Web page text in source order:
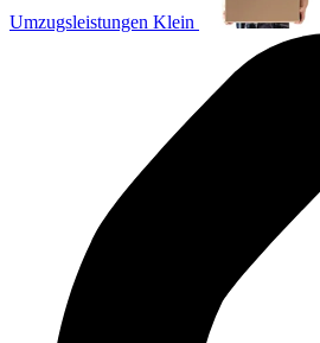
Umzugsleistungen Klein